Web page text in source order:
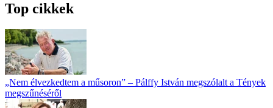
Top cikkek
„Nem élvezkedtem a műsoron” – Pálffy István megszólalt a Tények
megszűnéséről